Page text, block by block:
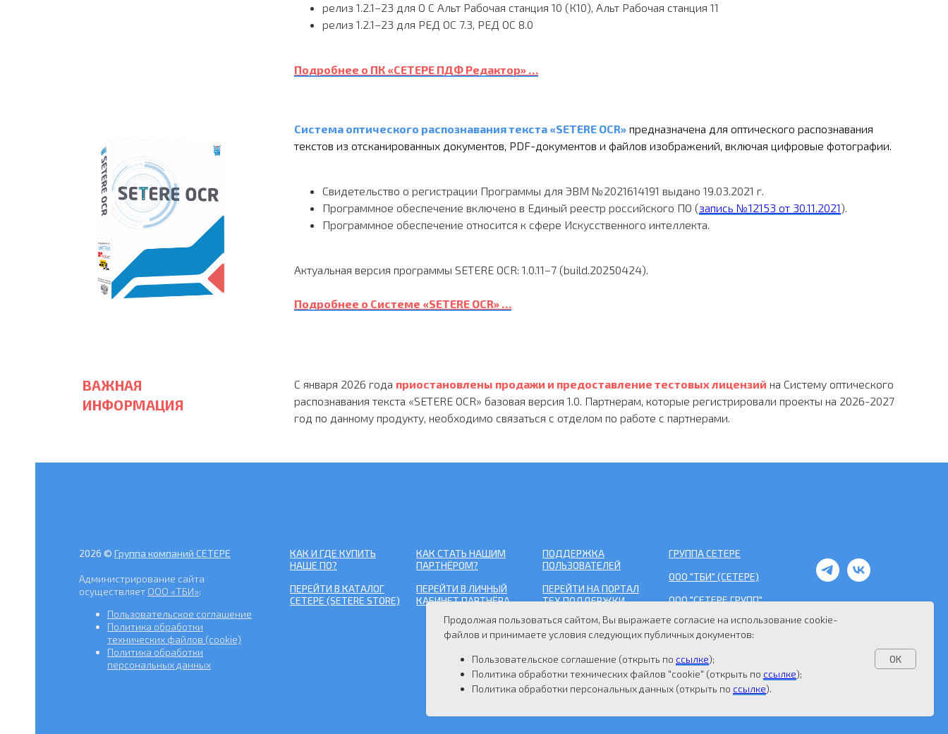
релиз 1.2.1−23 для О С Альт Рабочая станция 10 (К10), Альт Рабочая станция 11
релиз 1.2.1−23 для РЕД ОС 7.3, РЕД ОС 8.0
Подробнее о ПК «СЕТЕРЕ ПДФ Редактор» …
Система оптического распознавания текста «SETERE OCR» предназначена для оптического распознавания
текстов из отсканированных документов, PDF-документов и файлов изображений, включая цифровые фотографии.
Свидетельство о регистрации Программы для ЭВМ №2021614191 выдано 19.03.2021 г.
Программное обеспечение включено в Единый реестр российского ПО (запись №12153 от 30.11.2021).
Программное обеспечение относится к сфере Искусственного интеллекта.
Актуальная версия программы SETERE OCR: 1.0.11−7 (build.20250424).
Подробнее о Системе «SETERE OCR» …
ВАЖНАЯ
ИНФОРМАЦИЯ
С января 2026 года приостановлены продажи и предоставление тестовых лицензий на Систему оптического
распознавания текста «SETERE OCR» базовая версия 1.0. Партнерам, которые регистрировали проекты на 2026-2027
год по данному продукту, необходимо связаться с отделом по работе с партнерами.
2026 © Группа компаний СЕТЕРЕ
Администрирование сайта
осуществляет ООО «ТБИ»:
Пользовательское соглашение
Политика обработки
технических файлов (cookie)
Политика обработки
персональных данных
КАК И ГДЕ КУПИТЬ
НАШЕ ПО?
ПЕРЕЙТИ В КАТАЛОГ
СЕТЕРЕ (SETERE STORE)
КАК СТАТЬ НАШИМ
ПАРТНЁРОМ?
ПЕРЕЙТИ В ЛИЧНЫЙ
КАБИНЕТ ПАРТНЁРА
ПОДДЕРЖКА
ПОЛЬЗОВАТЕЛЕЙ
ПЕРЕЙТИ НА ПОРТАЛ
ТЕХ.ПОДДЕРЖКИ
ГРУППА СЕТЕРЕ
ООО "ТБИ" (СЕТЕРЕ)
ООО "СЕТЕРЕ ГРУПП"
ООО "СЕТЕРЕ СОФТ"
Продолжая пользоваться сайтом, Вы выражаете согласие на использование cookie-
файлов и принимаете условия следующих публичных документов:
Пользовательское соглашение (открыть по ссылке);
Политика обработки технических файлов "cookie" (открыть по ссылке);
Политика обработки персональных данных (открыть по ссылке).
OK